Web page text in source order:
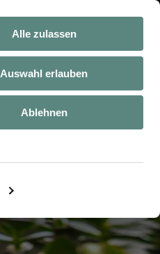
Alle zulassen
Auswahl erlauben
Ablehnen